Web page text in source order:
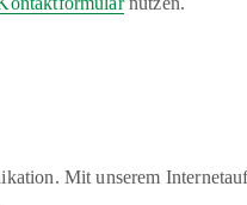
Mit unserem